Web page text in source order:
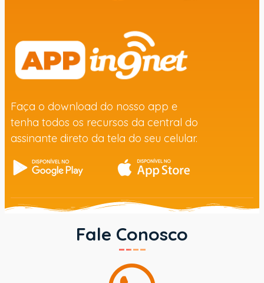
Faça o download do nosso app e
tenha todos os recursos da central do
assinante direto da tela do seu celular.
Fale Conosco